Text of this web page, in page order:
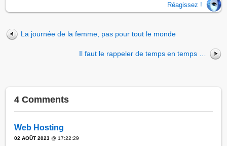
Réagissez !
La journée de la femme, pas pour tout le monde
Il faut le rappeler de temps en temps …
4 Comments
Web Hosting
02 AOÛT 2023 @ 17:22:29